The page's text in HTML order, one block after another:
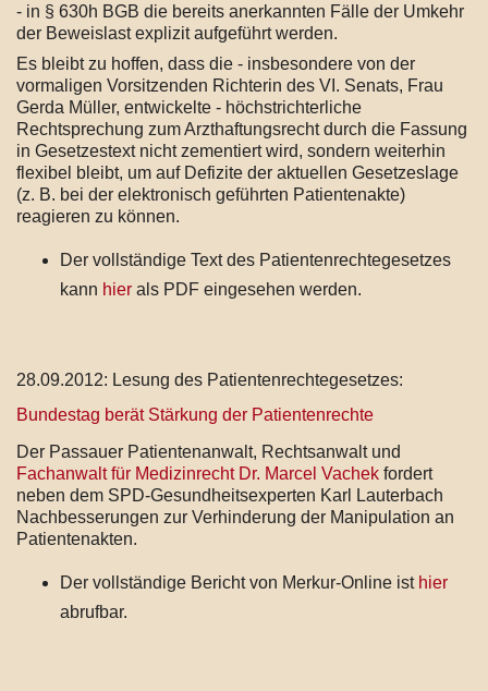
- in § 630h BGB die bereits anerkannten Fälle der Umkehr
der Beweislast explizit aufgeführt werden.
Es bleibt zu hoffen, dass die - insbesondere von der
vormaligen Vorsitzenden Richterin des VI. Senats, Frau
Gerda Müller, entwickelte - höchstrichterliche
Rechtsprechung zum Arzthaftungsrecht durch die Fassung
in Gesetzestext nicht zementiert wird, sondern weiterhin
flexibel bleibt, um auf Defizite der aktuellen Gesetzeslage
(z. B. bei der elektronisch geführten Patientenakte)
reagieren zu können.
Der vollständige Text des Patientenrechtegesetzes
kann hier als PDF eingesehen werden.
28.09.2012: Lesung des Patientenrechtegesetzes:
Bundestag berät Stärkung der Patientenrechte
Der Passauer Patientenanwalt, Rechtsanwalt und
Fachanwalt für Medizinrecht Dr. Marcel Vachek fordert
neben dem SPD-Gesundheitsexperten Karl Lauterbach
Nachbesserungen zur Verhinderung der Manipulation an
Patientenakten.
Der vollständige Bericht von Merkur-Online ist hier
abrufbar.